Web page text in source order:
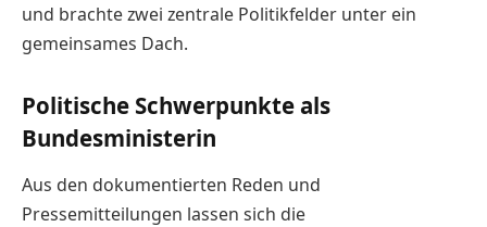
und brachte zwei zentrale Politikfelder unter ein
gemeinsames Dach.
Politische Schwerpunkte als
Bundesministerin
Aus den dokumentierten Reden und
Pressemitteilungen lassen sich die